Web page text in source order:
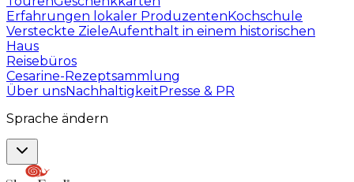
Erfahrungen lokaler ProduzentenKochschule
Versteckte ZieleAufenthalt in einem historischen
Haus
Reisebüros
Cesarine-Rezeptsammlung
Über unsNachhaltigkeitPresse & PR
Sprache ändern